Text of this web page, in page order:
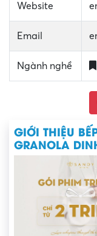
Website
Email
Ngành nghề
GIỚI THIỆU
GRANOLA